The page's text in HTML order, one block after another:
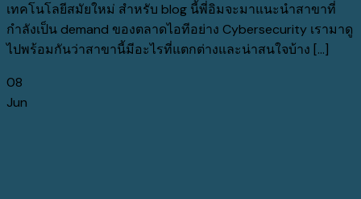
เทคโนโลยีสมัยใหม่ สำหรับ blog นี้พี่อิมจะมาแนะนำสาขาที่
กำลังเป็น demand ของตลาดไอทีอย่าง Cybersecurity เรามาดู
ไปพร้อมกันว่าสาขานี้มีอะไรที่แตกต่างและน่าสนใจบ้าง [...]
08
Jun